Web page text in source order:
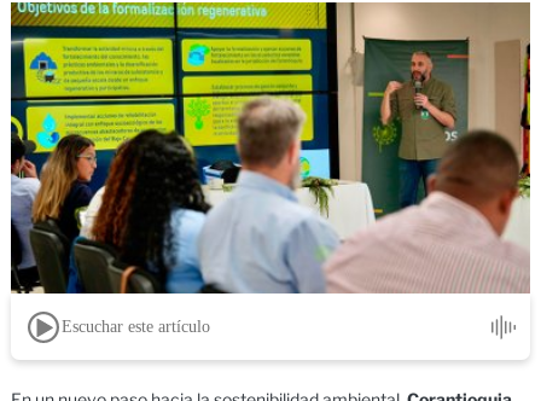
Escuchar este artículo